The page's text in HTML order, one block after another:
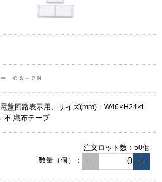
ー ＣＳ－２Ｎ
盤回路表示用、サイズ(mm)：W46×H24×t
不 織布テープ
注文ロット数： 50個
数量（個）：